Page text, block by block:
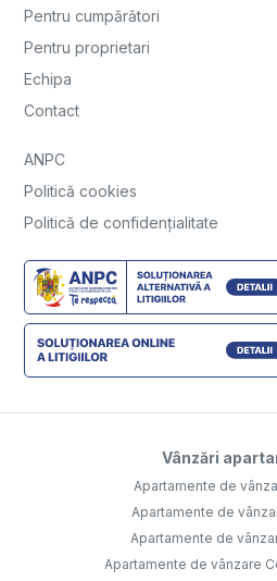
Pentru cumpărători
Pentru proprietari
Echipa
Contact
ANPC
Politică cookies
Politică de confidențialitate
Vânzări
Apartamente de
Apartamente de
Apartamente de
Apartamente de vânzare